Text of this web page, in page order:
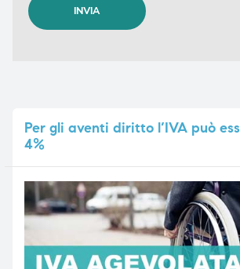
Pergli aventi diritto l’IVA può
4%